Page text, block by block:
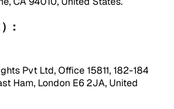
:
Pvt Ltd, Office 15811, 182-184
Ham, London E6 2JA, United